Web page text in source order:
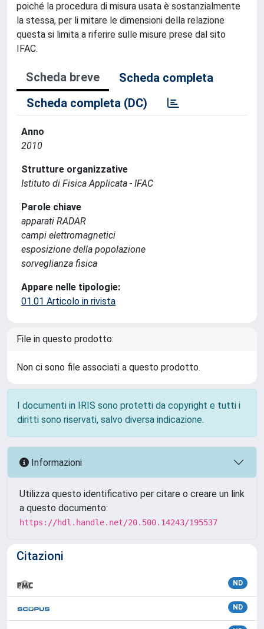
poiché la procedura di misura usata è sostanzialmente
la stessa, per li mitare le dimensioni della relazione
questa si limita a riferire sulle misure prese dal sito
IFAC.
Scheda breve
Scheda completa
Scheda completa (DC)
Anno
2010
Strutture organizzative
Istituto di Fisica Applicata - IFAC
Parole chiave
apparati RADAR
campi elettromagnetici
esposizione della popolazione
sorveglianza fisica
Appare nelle tipologie:
01.01 Articolo in rivista
File in questo prodotto:
Non ci sono file associati a questo prodotto.
I documenti in IRIS sono protetti da copyright e tutti i
diritti sono riservati, salvo diversa indicazione.
Informazioni
Utilizza questo identificativo per citare o creare un link
a questo documento:
https://hdl.handle.net/20.500.14243/195537
Citazioni
ND
ND